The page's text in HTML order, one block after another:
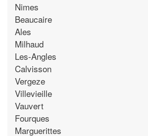
Nimes
Beaucaire
Ales
Milhaud
Les-Angles
Calvisson
Vergeze
Villevieille
Vauvert
Fourques
Marguerittes